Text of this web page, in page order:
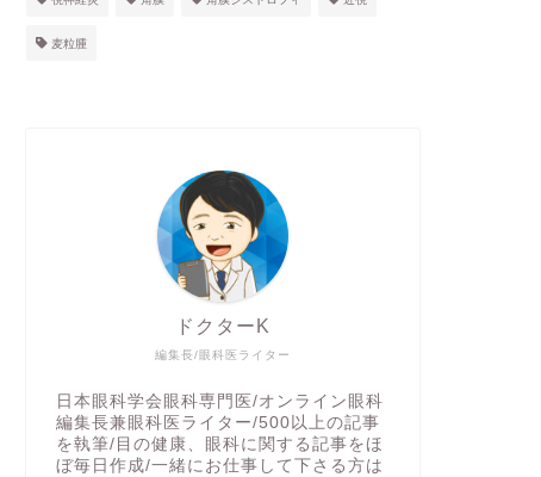
麦粒腫
編集長/眼科医ライター
ドクターK
日本眼科学会眼科専門医/オンライン眼科
編集長兼眼科医ライター/500以上の記事
を執筆/目の健康、眼科に関する記事をほ
ぼ毎日作成/一緒にお仕事して下さる方は